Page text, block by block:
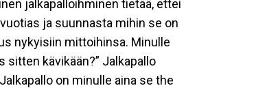
jalkapalloihminen tietää, ettei
ja suunnasta mihin se on
nykyisiin mittoihinsa. Minulle
sitten kävikään?” Jalkapallo
on minulle aina se the